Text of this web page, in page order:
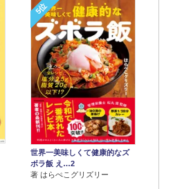
5位
世界一美味しくて健康的なズ
ボラ飯 え…2
著 はらぺこグリズリー